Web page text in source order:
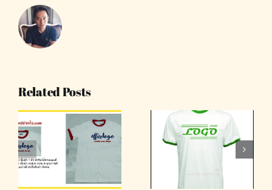
Related Posts
รับทำเสื้อยืด
สกรีนโลโก้
ตามแบบ
รับทำเสื้อ
สกรีนเสื้อยืด
เสื้อทีม